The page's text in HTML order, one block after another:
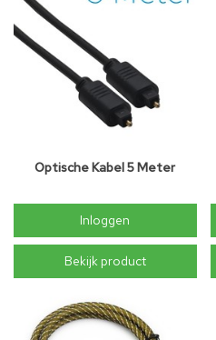
Optische Kabel 5 Meter
Inloggen
Bekijk product